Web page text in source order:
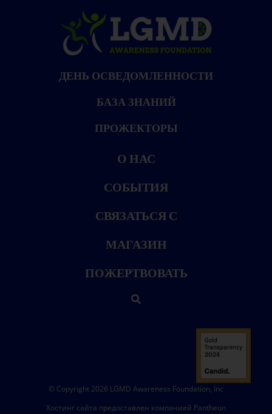
ДЕНЬ ОСВЕДОМЛЕННОСТИ
БАЗА ЗНАНИЙ
ПРОЖЕКТОРЫ
О НАС
СОБЫТИЯ
СВЯЗАТЬСЯ С
МАГАЗИН
ПОЖЕРТВОВАТЬ
© Copyright 2026 LGMD Awareness Foundation, Inc
Хостинг сайта предоставлен компанией Pantheon